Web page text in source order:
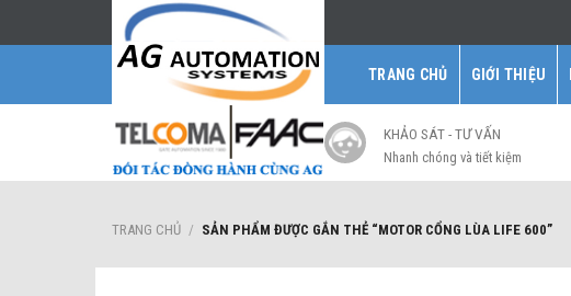
to
TRANG CHỦ GIỚI THIỆU
KHẢO SÁT - TƯ VẤN
Nhanh chóng và tiết kiệm
TRANG CHỦ / SẢN PHẨM ĐƯỢC GẮN THẺ “MOTOR CỔNG LÙA LIFE 600”